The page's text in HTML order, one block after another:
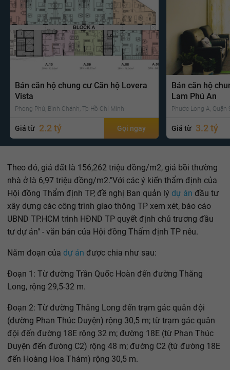
Bán căn hộ chung cư Căn hộ Lovera
Vista
Phong Phú, Bình Chánh, Tp Hồ Chí Minh
Giá từ 2.2 tỷ Gọi ngay
Bán căn hộ
Lam Phú An
Phước Long A, Quận
Giá từ 3.2 tỷ
Theo đó, giá đất là 156,262 triệu đồng/m2, giá bồi thường
nhà ở là 6,97 triệu đồng/m2."Với các ý kiến thẩm định của
Hội đồng Thẩm định TP, đề nghị Ban quản lý dự án đầu tư
xây dựng các công trình giao thông TP xem xét, báo cáo
UBND TP.HCM trình HĐND TP quyết định chủ trương đầu
tư dự án" - văn bản của Hội đồng Thẩm định TP nêu.
Năm đoạn của dự án được chia như sau:
Đoạn 1: Từ đường Trần Quốc Hoàn đến đường Thăng
Long, rộng 29,5-32 m.
Đoạn 2: Từ đường Thăng Long đến trạm gác quân đội
(đường Phan Thúc Duyện) rộng 30,5 m; từ trạm gác quân
đội đến đường 18E rộng 32 m; đường 18E (từ Phan Thúc
Duyện đến đường C2) rộng 48 m; đường C2 (từ đường 18E
đến Hoàng Hoa Thám) rộng 30,5 m.